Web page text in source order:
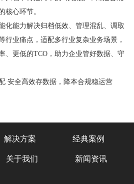
核心环节。
化能力解决归档低效、管理混乱、调取
行业痛点，适配多行业复杂业务场景，
、更低的TCO，助力企业管好数据、守
安全高效存数据，降本合规稳运营
解决方案 经典案例
关于我们 新闻资讯